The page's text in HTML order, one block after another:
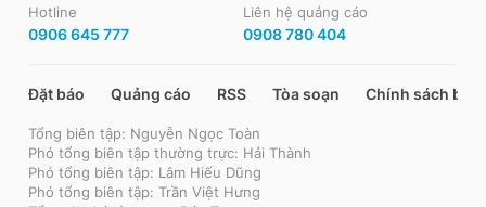
Hotline
0906 645 777
Liên hệ quảng cáo
0908 780 404
Đặt báo Quảng cáo RSS Tòa soạn Chính sách bảo
Tổng biên tập: Nguyễn Ngọc Toàn
Phó tổng biên tập thường trực: Hải Thành
Phó tổng biên tập: Lâm Hiếu Dũng
Phó tổng biên tập: Trần Việt Hưng